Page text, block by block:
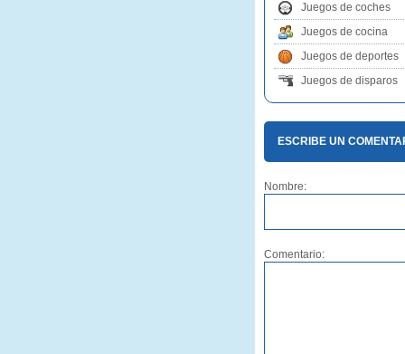
Juegos de coches
Juegos de cocina
Juegos de deportes
Juegos de disparos
ESCRIBE UN
Nombre:
Comentario: